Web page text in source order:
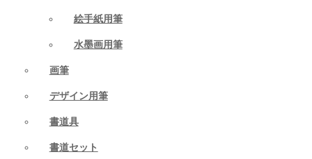
絵手紙用筆
水墨画用筆
画筆
デザイン用筆
書道具
書道セット